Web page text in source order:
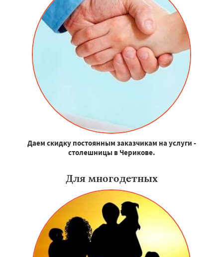
Даем скидку постоянным заказчикам на услуги -
столешницы в Черикове.
Для многодетных